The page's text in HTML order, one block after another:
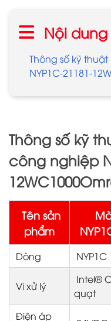
Nội
Thông số kỹ
NYP1C-21181-
Thông số kỹ
công nghiệp
Tên sản
phẩm
Dòng NYP1C
Vi xử lý
Intel®
quạt
Điện áp